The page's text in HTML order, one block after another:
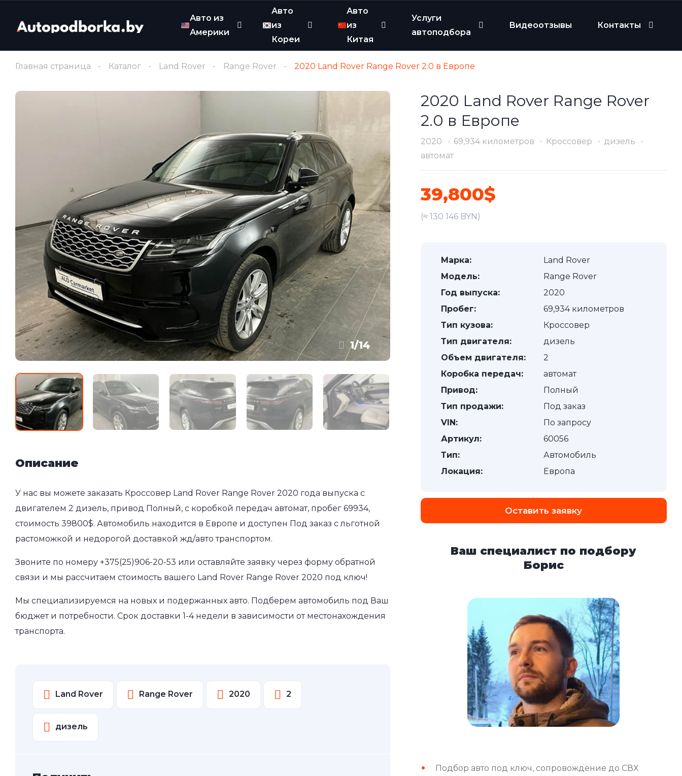
Авто из
Америки
Авто
из
Кореи
Авто
из
Китая
Услуги
автоподбора
Видеоотзывы Контакты
Главная страница Каталог Land Rover Range Rover 2020 Land Rover Range Rover 2.0 в Европе
1/14
Описание
У нас вы можете заказать Кроссовер Land Rover Range Rover 2020 года выпуска с
двигателем 2 дизель, привод Полный, с коробкой передач автомат, пробег 69934,
стоимость 39800$. Автомобиль находится в Европе и доступен Под заказ с льготной
растоможкой и недорогой доставкой жд/авто транспортом.
Звоните по номеру +375(25)906-20-53 или оставляйте заявку через форму обратной
связи и мы рассчитаем стоимость вашего Land Rover Range Rover 2020 под ключ!
Мы специализируемся на новых и подержанных авто. Подберем автомобиль под Ваш
бюджет и потребности. Срок доставки 1-4 недели в зависимости от местонахождения
транспорта.
Land Rover Range Rover 2020 2
дизель
2020 Land Rover Range Rover
2.0 в Европе
2020 69,934 километров Кроссовер
дизель
автомат
39,800$
(≈ 130 146 BYN)
Марка:
Land Rover
Модель:
Range Rover
Год выпуска:
2020
Пробег:
69,934 километров
Тип кузова:
Кроссовер
Тип двигателя:
дизель
Объем двигателя:
2
Коробка передач:
автомат
Привод:
Полный
Тип продажи:
Под заказ
VIN:
По запросу
Артикул:
60056
Тип:
Автомобиль
Локация:
Европа
Оставить заявку
Ваш специалист по подбору
Борис
Подбор авто под ключ, сопровождение до СВХ